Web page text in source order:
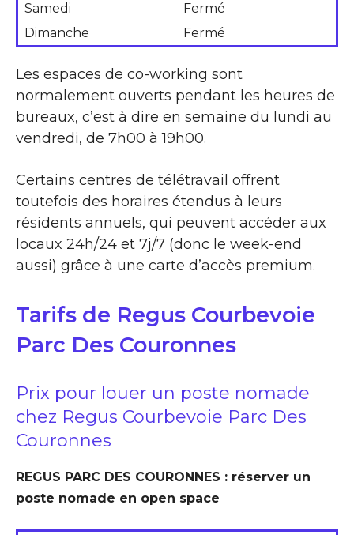
Samedi
Fermé
Dimanche
Fermé
Les espaces de co-working sont
normalement ouverts pendant les heures de
bureaux, c’est à dire en semaine du lundi au
vendredi, de 7h00 à 19h00.
Certains centres de télétravail offrent
toutefois des horaires étendus à leurs
résidents annuels, qui peuvent accéder aux
locaux 24h/24 et 7j/7 (donc le week-end
aussi) grâce à une carte d’accès premium.
Tarifs de Regus Courbevoie
Parc Des Couronnes
Prix pour louer un poste nomade
chez Regus Courbevoie Parc Des
Couronnes
REGUS PARC DES COURONNES : réserver un
poste nomade en open space